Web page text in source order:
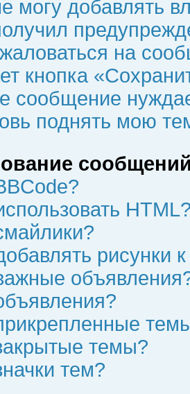
могу добавлять
на
кнопка
сообщение
поднять мою
рисунки
темы?
тем?